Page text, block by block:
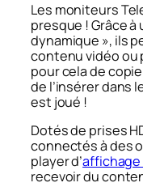
Les moniteurs
presque ! Grâce
dynamique », ils
contenu vidéo ou
pour cela de
de l’insérer dans
est joué !
Dotés de prises
connectés à des
player d’
recevoir du